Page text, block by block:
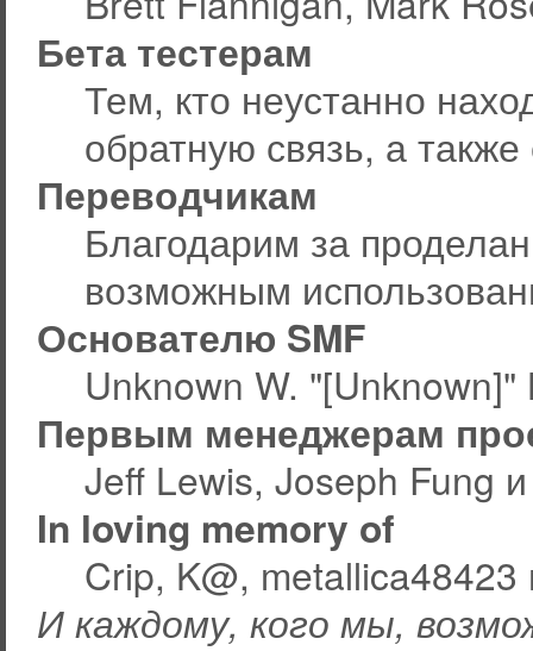
Бета тестерам
Тем, кто неустанно
обратную связь, а
Переводчикам
Благодарим за
возможным
Основателю SMF
Unknown W. "[Unknown]"
Первым менеджерам
Jeff Lewis, Joseph Fung
In loving memory of
Crip, K@, metallica48423
И каждому, кого мы,